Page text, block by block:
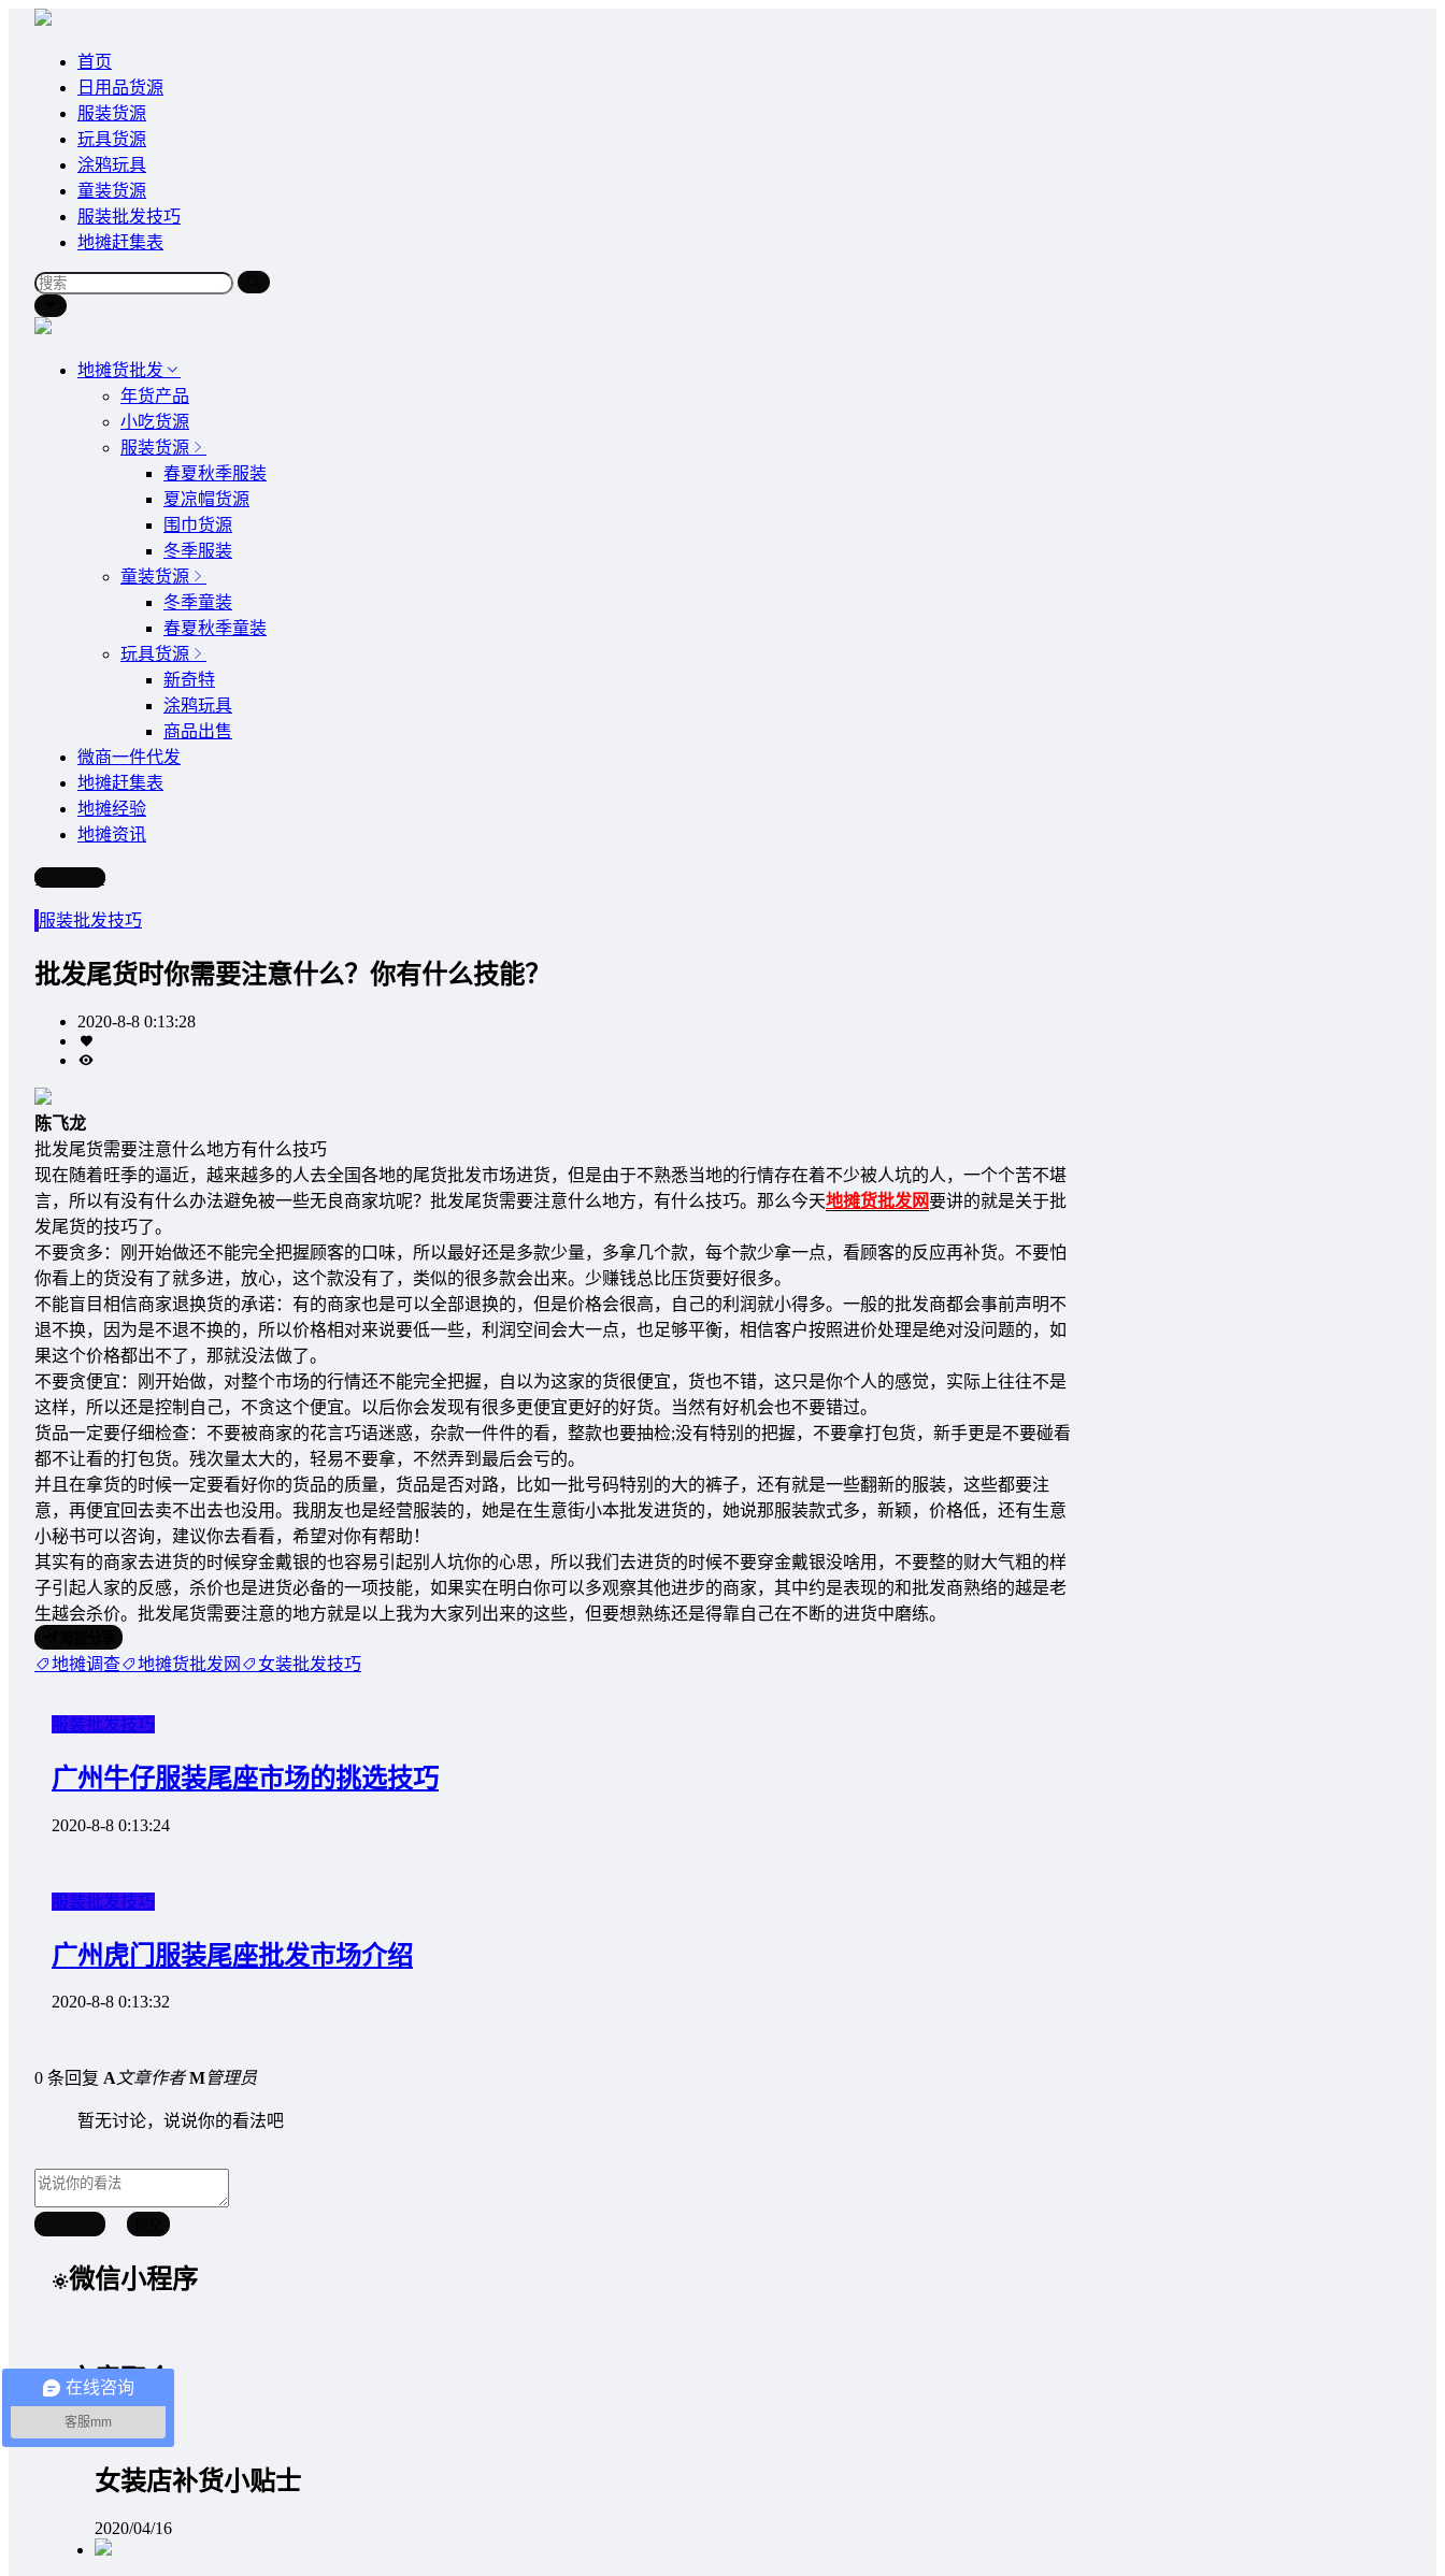
首页
日用品货源
服装货源
玩具货源
涂鸦玩具
童装货源
服装批发技巧
地摊赶集表
地摊货批发
年货产品
小吃货源
服装货源
春夏秋季服装
夏凉帽货源
围巾货源
冬季服装
童装货源
冬季童装
春夏秋季童装
玩具货源
新奇特
涂鸦玩具
商品出售
微商一件代发
地摊赶集表
地摊经验
地摊资讯
写文章
服装批发技巧
批发尾货时你需要注意什么？你有什么技能？
2020-8-8 0:13:28
陈飞龙
批发尾货需要注意什么地方有什么技巧
现在随着旺季的逼近，越来越多的人去全国各地的尾货批发市场进货，但是由于不熟悉当地的行情存在着不少被人坑的人，一个个苦不堪
言，所以有没有什么办法避免被一些无良商家坑呢？批发尾货需要注意什么地方，有什么技巧。那么今天地摊货批发网要讲的就是关于批
发尾货的技巧了。
不要贪多：刚开始做还不能完全把握顾客的口味，所以最好还是多款少量，多拿几个款，每个款少拿一点，看顾客的反应再补货。不要怕
你看上的货没有了就多进，放心，这个款没有了，类似的很多款会出来。少赚钱总比压货要好很多。
不能盲目相信商家退换货的承诺：有的商家也是可以全部退换的，但是价格会很高，自己的利润就小得多。一般的批发商都会事前声明不
退不换，因为是不退不换的，所以价格相对来说要低一些，利润空间会大一点，也足够平衡，相信客户按照进价处理是绝对没问题的，如
果这个价格都出不了，那就没法做了。
不要贪便宜：刚开始做，对整个市场的行情还不能完全把握，自以为这家的货很便宜，货也不错，这只是你个人的感觉，实际上往往不是
这样，所以还是控制自己，不贪这个便宜。以后你会发现有很多更便宜更好的好货。当然有好机会也不要错过。
货品一定要仔细检查：不要被商家的花言巧语迷惑，杂款一件件的看，整款也要抽检;没有特别的把握，不要拿打包货，新手更是不要碰看
都不让看的打包货。残次量太大的，轻易不要拿，不然弄到最后会亏的。
并且在拿货的时候一定要看好你的货品的质量，货品是否对路，比如一批号码特别的大的裤子，还有就是一些翻新的服装，这些都要注
意，再便宜回去卖不出去也没用。我朋友也是经营服装的，她是在生意街小本批发进货的，她说那服装款式多，新颖，价格低，还有生意
小秘书可以咨询，建议你去看看，希望对你有帮助！
其实有的商家去进货的时候穿金戴银的也容易引起别人坑你的心思，所以我们去进货的时候不要穿金戴银没啥用，不要整的财大气粗的样
子引起人家的反感，杀价也是进货必备的一项技能，如果实在明白你可以多观察其他进步的商家，其中约是表现的和批发商熟络的越是老
生越会杀价。批发尾货需要注意的地方就是以上我为大家列出来的这些，但要想熟练还是得靠自己在不断的进货中磨练。
地摊调查 地摊货批发网 女装批发技巧
服装批发技巧
广州牛仔服装尾座市场的挑选技巧
2020-8-8 0:13:24
服装批发技巧
广州虎门服装尾座批发市场介绍
2020-8-8 0:13:32
0 条回复 A文章作者 M管理员
暂无讨论，说说你的看法吧
微信小程序
文章聚合
女装店补货小贴士
2020/04/16
在线咨询
客服mm